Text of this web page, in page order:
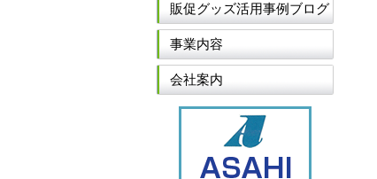
販促グッズ活用事例ブログ
事業内容
会社案内